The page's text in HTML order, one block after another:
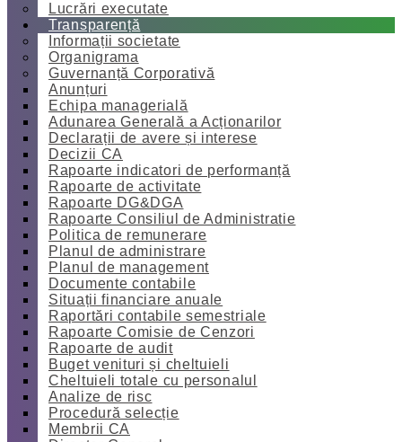
Lucrări executate
Transparență
Informații societate
Organigrama
Guvernanță Corporativă
Anunțuri
Echipa managerială
Adunarea Generală a Acționarilor
Declarații de avere și interese
Decizii CA
Rapoarte indicatori de performanță
Rapoarte de activitate
Rapoarte DG&DGA
Rapoarte Consiliul de Administratie
Politica de remunerare
Planul de administrare
Planul de management
Documente contabile
Situații financiare anuale
Raportări contabile semestriale
Rapoarte Comisie de Cenzori
Rapoarte de audit
Buget venituri și cheltuieli
Cheltuieli totale cu personalul
Analize de risc
Procedură selecție
Membrii CA